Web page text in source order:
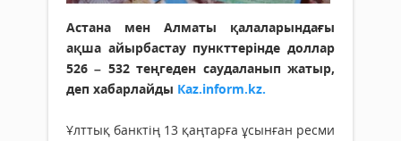
Астана мен Алматы қалаларындағы
ақша айырбастау пункттерінде доллар
526 – 532 теңгеден саудаланып жатыр,
деп хабарлайды Кaz.inform.kz.
Ұлттық банктің 13 қаңтарға ұсынған ресми